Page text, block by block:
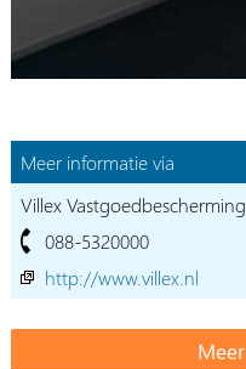
Meer informatie via
Villex Vastgoedbescherming
088-5320000
http://www.villex.nl